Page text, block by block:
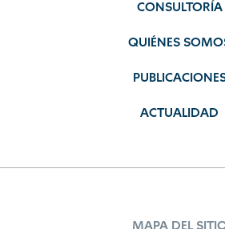
CONSULTORÍA
QUIÉNES
ACTUALIDAD
MAPA DEL